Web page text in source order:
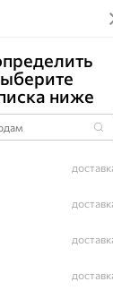
Цепи
ниже